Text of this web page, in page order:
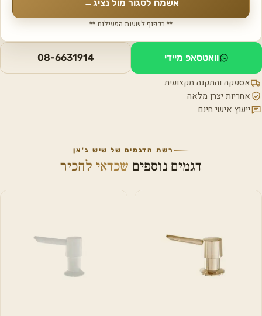
אשמח לסגור מול נציג←
** בכפוף לשעות הפעילות **
וואטסאפ מיידי 08-6631914
אספקה והתקנה מקצועית
אחריות יצרן מלאה
ייעוץ אישי חינם
רשת הדגמים של שיש ג'אן
דגמים נוספים שכדאי להכיר